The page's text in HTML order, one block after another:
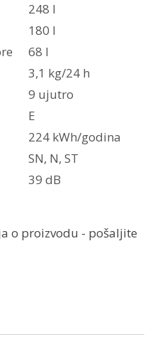
248 l
180 l
68 l
3,1 kg/24 h
9 ujutro
E
224 kWh/godina
SN, N, ST
39 dB
o proizvodu - pošaljite